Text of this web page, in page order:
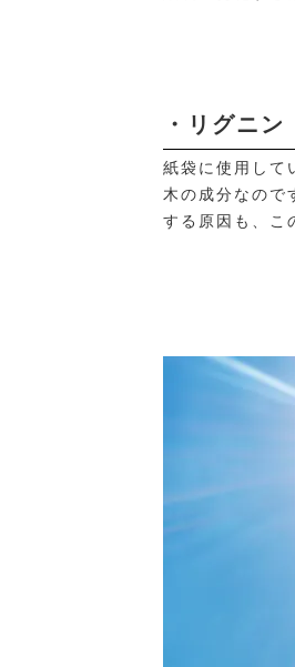
・リグニン
紙袋に使用して
木の成分なので
する原因も、こ